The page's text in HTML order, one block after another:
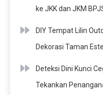
ke JKK dan JKM
DIY Tempat Lilin
Dekorasi Taman
Deteksi Dini Kunci
Tekankan